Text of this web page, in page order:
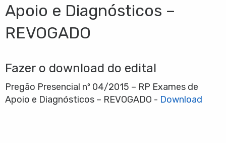
Apoio e Diagnósticos –
REVOGADO
Fazer o download do edital
Pregão Presencial nº 04/2015 – RP Exames de
Apoio e Diagnósticos – REVOGADO - Download